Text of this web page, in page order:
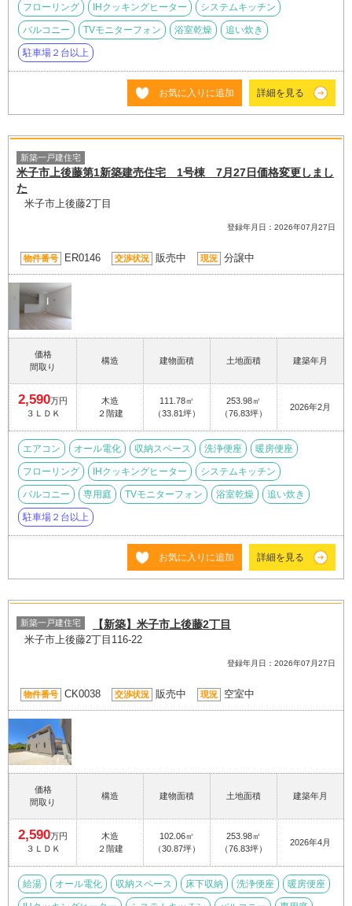
フローリング IHクッキングヒーター システムキッチン
バルコニー TVモニターフォン 浴室乾燥 追い炊き
駐車場２台以上
お気に入りに追加 詳細を見る
新築一戸建住宅
米子市上後藤第1新築建売住宅 1号棟 7月27日価格変更しまし
た
米子市上後藤2丁目
登録年月日：2026年07月27日
物件番号 ER0146 交渉状況 販売中 現況 分譲中
価格
間取り
構造 建物面積 土地面積 建築年月
2,590万円
３ＬＤＫ
木造
２階建
111.78㎡
（33.81坪）
253.98㎡
（76.83坪）
2026年2月
エアコン オール電化 収納スペース 洗浄便座 暖房便座
フローリング IHクッキングヒーター システムキッチン
バルコニー 専用庭 TVモニターフォン 浴室乾燥 追い炊き
駐車場２台以上
お気に入りに追加 詳細を見る
新築一戸建住宅 【新築】米子市上後藤2丁目
米子市上後藤2丁目116-22
登録年月日：2026年07月27日
物件番号 CK0038 交渉状況 販売中 現況 空室中
価格
間取り
構造 建物面積 土地面積 建築年月
2,590万円
３ＬＤＫ
木造
２階建
102.06㎡
（30.87坪）
253.98㎡
（76.83坪）
2026年4月
給湯 オール電化 収納スペース 床下収納 洗浄便座 暖房便座